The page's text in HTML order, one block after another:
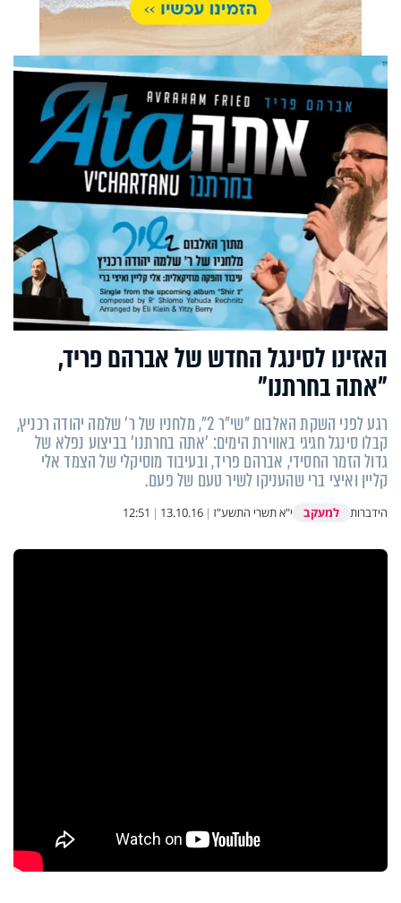
האזינו לסינגל החדש של אברהם פריד,
"אתה בחרתנו"
רגע לפני השקת האלבום "שי"ר 2", מלחניו של ר' שלמה יהודה רכניץ,
קבלו סינגל חגיגי באווירת הימים: 'אתה בחרתנו' בביצוע נפלא של
גדול הזמר החסידי, אברהם פריד, ובעיבוד מוסיקלי של הצמד אלי
קליין ואיצי ברי שהעניקו לשיר טעם של פעם.
הידברות למעקב י"א תשרי התשע"ז |
13.10.16
|
12:51